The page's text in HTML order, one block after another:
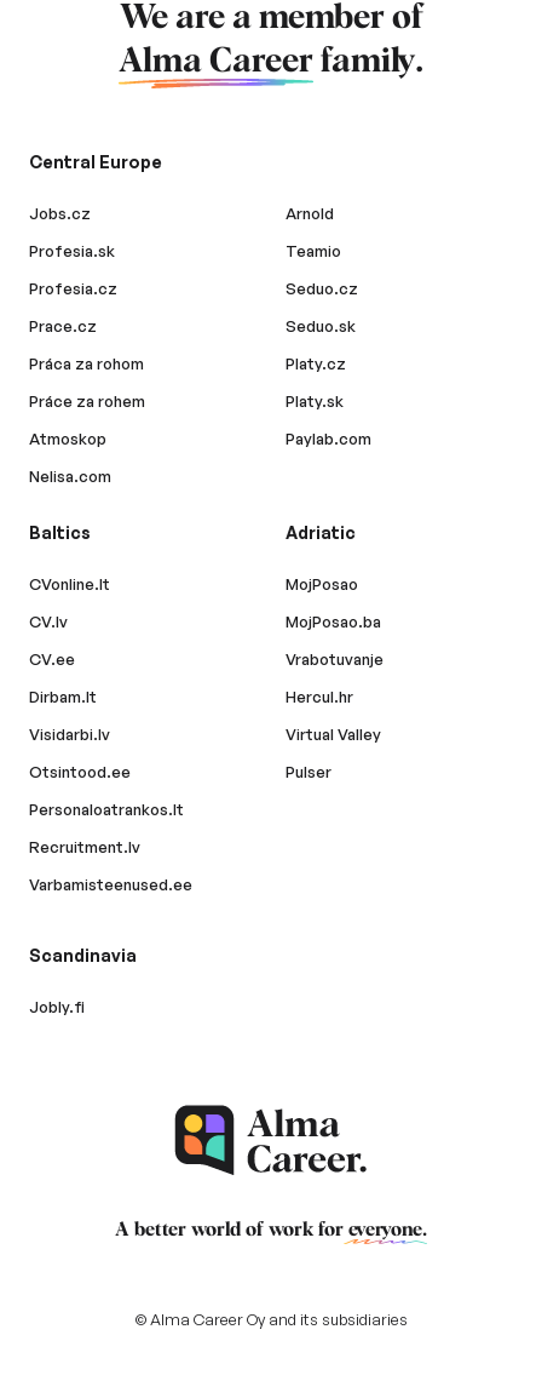
We are a member of
Alma Career family.
Central Europe
Jobs.cz
Profesia.sk
Profesia.cz
Prace.cz
Práca za rohom
Práce za rohem
Atmoskop
Nelisa.com
Arnold
Teamio
Seduo.cz
Seduo.sk
Platy.cz
Platy.sk
Paylab.com
Baltics
CVonline.lt
CV.lv
CV.ee
Dirbam.lt
Visidarbi.lv
Otsintood.ee
Personaloatrankos.lt
Recruitment.lv
Varbamisteenused.ee
Adriatic
MojPosao
MojPosao.ba
Vrabotuvanje
Hercul.hr
Virtual Valley
Pulser
Scandinavia
Jobly.fi
A better world of work for everyone.
© Alma Career Oy and its subsidiaries